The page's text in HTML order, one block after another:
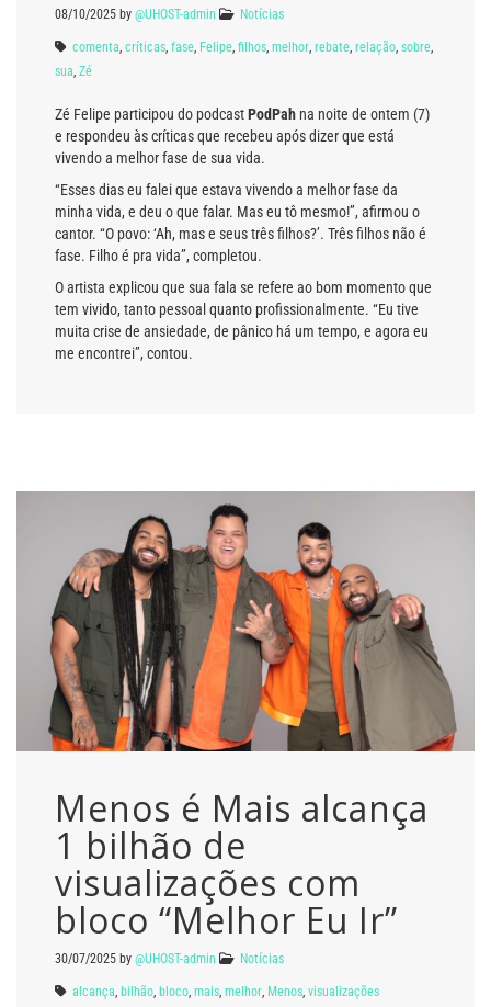
08/10/2025 by @UHOST-admin Notícias
comenta críticas fase Felipe filhos melhor rebate relação sobre
sua Zé
Zé Felipe participou do podcastPodPah na noite de ontem (7)
e respondeu às críticas que recebeu após dizer que está
vivendo a melhor fase de sua vida.
“Esses dias eu falei que estava vivendo a melhor fase da
minha vida, e deu o que falar. Mas eu tô mesmo!”, afirmou o
cantor. “O povo: ‘Ah, mas e seus três filhos?’. Três filhos não é
fase. Filho é pra vida”, completou.
O artista explicou que sua fala se refere ao bom momento que
tem vivido, tanto pessoal quanto profissionalmente. “Eu tive
muita crise de ansiedade, de pânico há um tempo, e agora eu
me encontrei”, contou.
Menos é Mais alcança
1 bilhão de
visualizações com
bloco “Melhor Eu Ir”
30/07/2025 by @UHOST-admin Notícias
alcança bilhão bloco mais melhor Menos visualizações